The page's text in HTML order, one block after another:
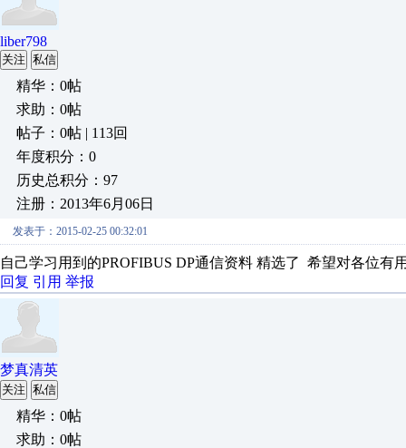
liber798
关注 私信
精华：0帖
求助：0帖
帖子：0帖 | 113回
年度积分：0
历史总积分：97
注册：2013年6月06日
发表于：2015-02-25 00:32:01
自己学习用到的PROFIBUS DP通信资料 精选了 希望对各位有
回复 引用 举报
梦真清英
关注 私信
精华：0帖
求助：0帖